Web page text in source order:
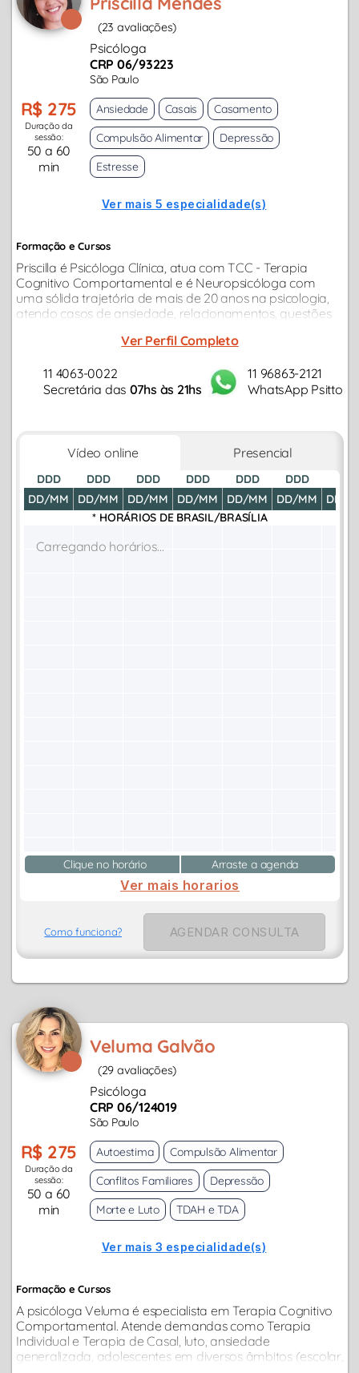
(23 avaliações)
Psicóloga
CRP 06/93223
São Paulo
R$ 275
Duração da
sessão:
50 a 60
min
Ansiedade Casais
Casamento
Compulsão Alimentar
Depressão
Estresse
Ver mais 5 especialidade(s)
Formação e Cursos
Priscilla é Psicóloga Clínica, atua com TCC - Terapia
Cognitivo Comportamental e é Neuropsicóloga com
uma sólida trajetória de mais de 20 anos na psicologia,
atendo casos de ansiedade, relacionamentos, questões
Ver Perfil Completo
11 4063-0022
Secretária das 07hs às 21hs
11 96863-2121
WhatsApp Psitto
Vídeo online Presencial
DDD
DD/MM
DDD
DD/MM
DDD
DD/MM
DDD
DD/MM
DDD
DD/MM
DDD
DD/MM
DD/
* HORÁRIOS DE BRASIL/BRASÍLIA
Carregando horários...
Clique no horário Arraste a agenda
Ver mais horarios
Como funciona? AGENDAR CONSULTA
Veluma Galvão
(29 avaliações)
Psicóloga
CRP 06/124019
São Paulo
R$ 275
Duração da
sessão:
50 a 60
min
Autoestima
Compulsão Alimentar
Conflitos Familiares
Depressão
Morte e Luto
TDAH e TDA
Ver mais 3 especialidade(s)
Formação e Cursos
A psicóloga Veluma é especialista em Terapia Cognitivo
Comportamental. Atende demandas como Terapia
Individual e Terapia de Casal, luto, ansiedade
generalizada, adolescentes em diversos âmbitos (escolar,